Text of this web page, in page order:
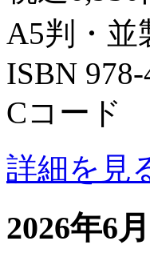
A5判・並
ISBN
Cコード
詳細を見
2026年6